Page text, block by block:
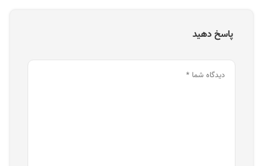
پاسخ دهید